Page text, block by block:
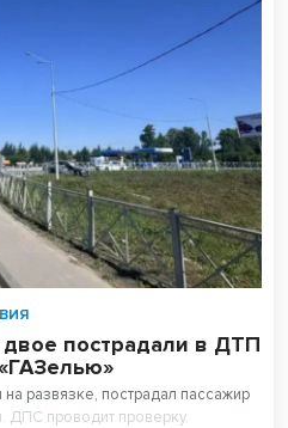
пострадали в ДТП
развязке, пострадал пассажир
ДПС проводит проверку.